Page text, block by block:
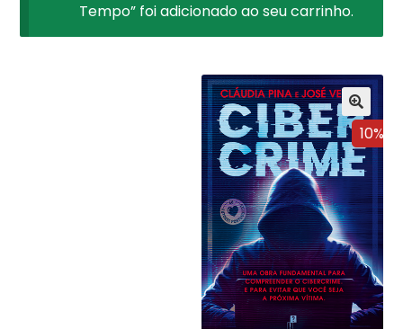
Tempo” foi adicionado ao seu carrinho.
10%